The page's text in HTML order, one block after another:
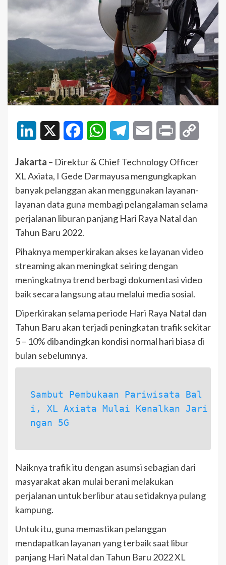
LinkedIn FacebookWhatsAppTelegramEmail Print
Jakarta – Direktur & Chief Technology Officer
XL Axiata, I Gede Darmayusa mengungkapkan
banyak pelanggan akan menggunakan layanan-
layanan data guna membagi pelangalaman selama
perjalanan liburan panjang Hari Raya Natal dan
Tahun Baru 2022.
Pihaknya memperkirakan akses ke layanan video
streaming akan meningkat seiring dengan
meningkatnya trend berbagi dokumentasi video
baik secara langsung atau melalui media sosial.
Diperkirakan selama periode Hari Raya Natal dan
Tahun Baru akan terjadi peningkatan trafik sekitar
5 – 10% dibandingkan kondisi normal hari biasa di
bulan sebelumnya.
Sambut Pembukaan Pariwisata Bal
i, XL Axiata Mulai Kenalkan Jari
ngan 5G
Naiknya trafik itu dengan asumsi sebagian dari
masyarakat akan mulai berani melakukan
perjalanan untuk berlibur atau setidaknya pulang
kampung.
Untuk itu, guna memastikan pelanggan
mendapatkan layanan yang terbaik saat libur
panjang Hari Natal dan Tahun Baru 2022 XL